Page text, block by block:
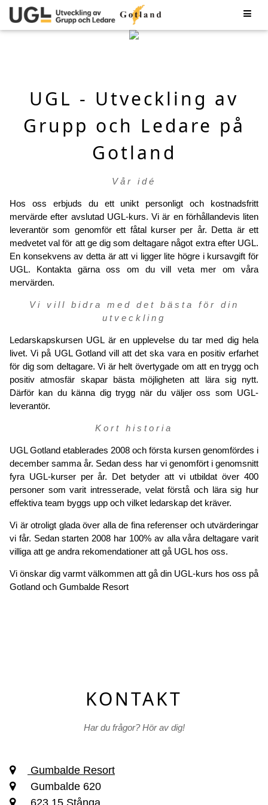
mervärden?
UGL - Utveckling av
Grupp och Ledare på
Gotland
Vår idé
Hos oss erbjuds du ett unikt personligt och kostnadsfritt
mervärde efter avslutad UGL-kurs. Vi är en förhållandevis liten
leverantör som genomför ett fåtal kurser per år. Detta är ett
medvetet val för att ge dig som deltagare något extra efter UGL.
En konsekvens av detta är att vi ligger lite högre i kursavgift för
UGL. Kontakta gärna oss om du vill veta mer om våra
mervärden.
Vi vill bidra med det bästa för din
utveckling
Ledarskapskursen UGL är en upplevelse du tar med dig hela
livet. Vi på UGL Gotland vill att det ska vara en positiv erfarhet
för dig som deltagare. Vi är helt övertygade om att en trygg och
positiv atmosfär skapar bästa möjligheten att lära sig nytt.
Därför kan du känna dig trygg när du väljer oss som UGL-
leverantör.
Kort historia
UGL Gotland etablerades 2008 och första kursen genomfördes i
december samma år. Sedan dess har vi genomfört i genomsnitt
fyra UGL-kurser per år. Det betyder att vi utbildat över 400
personer som varit intresserade, velat förstå och lära sig hur
effektiva team byggs upp och vilket ledarskap det kräver.
Vi är otroligt glada över alla de fina referenser och utvärderingar
vi får. Sedan starten 2008 har 100% av alla våra deltagare varit
villiga att ge andra rekomendationer att gå UGL hos oss.
Vi önskar dig varmt välkommen att gå din UGL-kurs hos oss på
Gotland och Gumbalde Resort
KONTAKT
Har du frågor? Hör av dig!
Gumbalde Resort
Gumbalde 620
623 15 Stånga